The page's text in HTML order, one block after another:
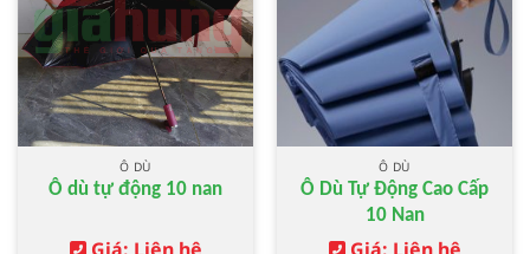
Ô DÙ
Ô dù tự động 10 nan
Ô DÙ
Ô Dù Tự Động Cao Cấp
10 Nan